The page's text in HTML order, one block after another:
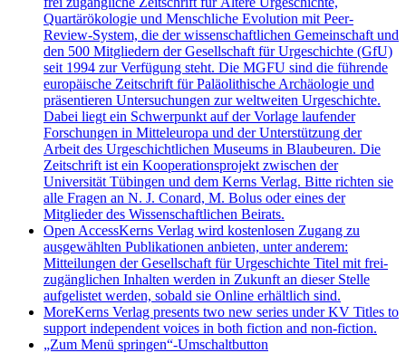
Quartärökologie und Menschliche Evolution mit Peer-
Review-System, die der wissenschaftlichen Gemeinschaft und
den 500 Mitgliedern der Gesellschaft für Urgeschichte (GfU)
seit 1994 zur Verfügung steht. Die MGFU sind die führende
europäische Zeitschrift für Paläolithische Archäologie und
präsentieren Untersuchungen zur weltweiten Urgeschichte.
Dabei liegt ein Schwerpunkt auf der Vorlage laufender
Forschungen in Mitteleuropa und der Unterstützung der
Arbeit des Urgeschichtlichen Museums in Blaubeuren. Die
Zeitschrift ist ein Kooperationsprojekt zwischen der
Universität Tübingen und dem Kerns Verlag. Bitte richten sie
alle Fragen an N. J. Conard, M. Bolus oder eines der
Mitglieder des Wissenschaftlichen Beirats.
Open AccessKerns Verlag wird kostenlosen Zugang zu
ausgewählten Publikationen anbieten, unter anderem:
Mitteilungen der Gesellschaft für Urgeschichte Titel mit frei-
zugänglichen Inhalten werden in Zukunft an dieser Stelle
aufgelistet werden, sobald sie Online erhältlich sind.
MoreKerns Verlag presents two new series under KV Titles to
support independent voices in both fiction and non-fiction.
„Zum Menü springen“-Umschaltbutton